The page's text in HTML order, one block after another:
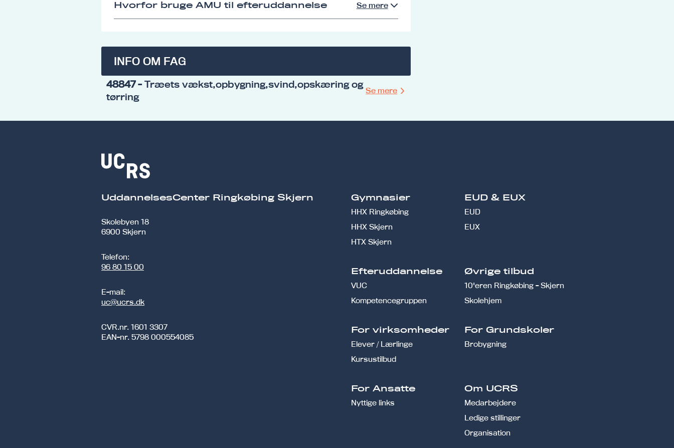
Hvorfor bruge AMU til efteruddannelse Se mere
INFO OM FAG
48847- Træets vækst,opbygning,svind,opskæring og
tørring
Se mere
UddannelsesCenter Ringkøbing Skjern
Skolebyen 18
6900 Skjern
Telefon:
96 80 15 00
E-mail:
uc@ucrs.dk
CVR.nr. 1601 3307
EAN-nr. 5798 000554085
Gymnasier
HHX Ringkøbing
HHX Skjern
HTX Skjern
EUD & EUX
EUD
EUX
Efteruddannelse
VUC
Kompetencegruppen
Øvrige tilbud
10'eren Ringkøbing - Skjern
Skolehjem
For virksomheder
Elever / Lærlinge
Kursustilbud
For Grundskoler
Brobygning
For Ansatte
Nyttige links
Om UCRS
Medarbejdere
Ledige stillinger
Organisation